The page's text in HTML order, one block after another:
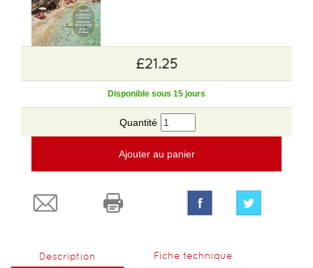
£21.25
Disponible sous 15 jours
Quantité
Ajouter au panier
Description Fiche technique